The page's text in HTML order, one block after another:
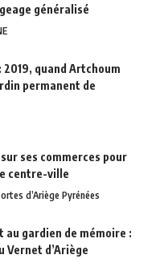
généralisé
quand Artchoum
permanent de
ses commerces pour
centre-ville
d’Ariège Pyrénées
au gardien de mémoire :
Vernet d’Ariège